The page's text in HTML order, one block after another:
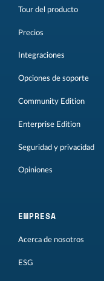
Tour del producto
Precios
Integraciones
Opciones de soporte
Community Edition
Enterprise Edition
Seguridad y privacidad
Opiniones
EMPRESA
Acerca de nosotros
ESG